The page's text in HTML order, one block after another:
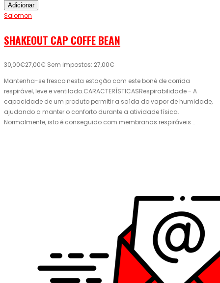
Adicionar
Salomon
SHAKEOUT CAP COFFE BEAN
30,00€27,00€ Sem impostos: 27,00€
Mantenha-se fresco nesta estação com este boné de corrida
respirável, leve e ventilado.CARACTERÍSTICASRespirabilidade - A
capacidade de um produto permitir a saída do vapor de humidade,
ajudando a manter o conforto durante a atividade física.
Normalmente, isto é conseguido com membranas respiráveis ..